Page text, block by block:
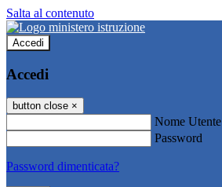
Salta al contenuto
Accedi
Accedi
button close ×
Nome Utente
Password
Password dimenticata?